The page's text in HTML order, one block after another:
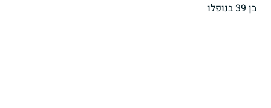
בן 39 בנופלו